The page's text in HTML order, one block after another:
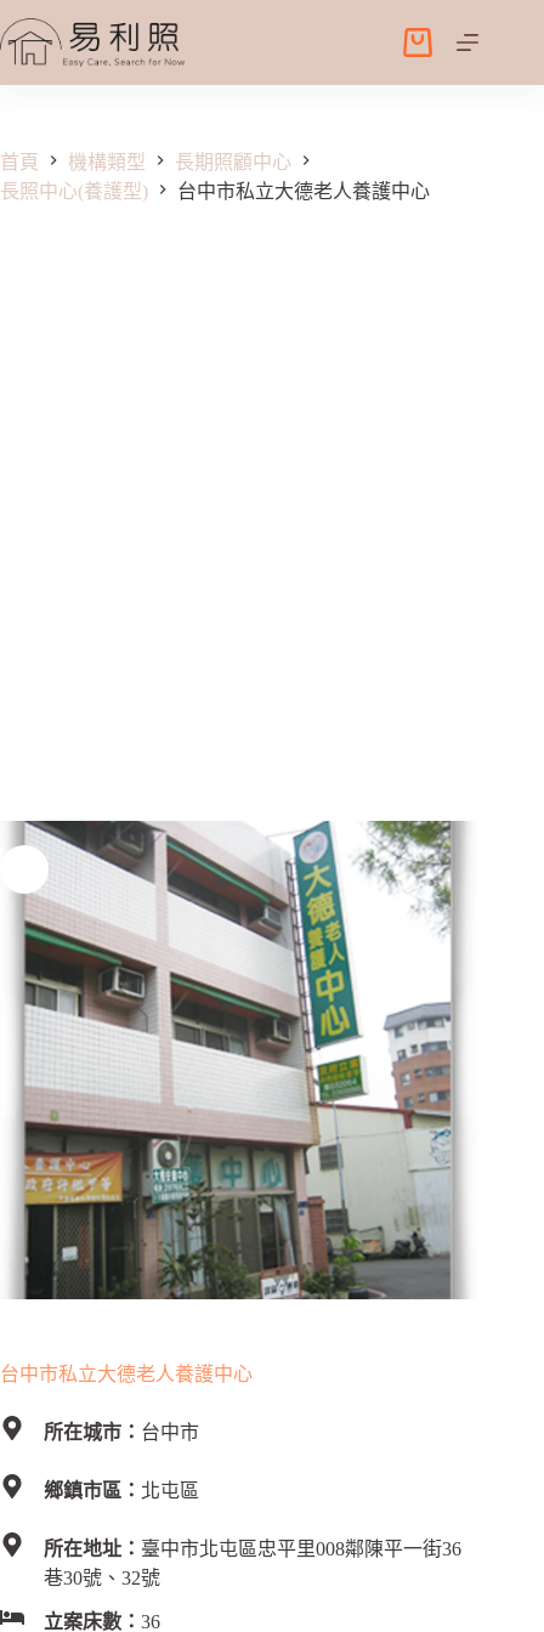
至
容
購
物
首頁 機構類型
長期照顧中心
長照中心(養護型)
台中市私立大德老人養護中心
台中市私立大德老人養護中心
所在城市： 台中市
鄉鎮市區： 北屯區
所在地址： 臺中市北屯區忠平里008鄰陳平一街36
巷30號、32號
立案床數： 36